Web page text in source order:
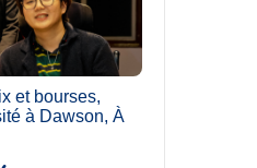
et bourses,
à Dawson, À